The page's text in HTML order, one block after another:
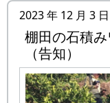
プログラム
岩座神にお
武庫川
科専攻
岩座神の文
中心に～
2023 年 12 月 3 日
棚⽥の⽯積
（告知）